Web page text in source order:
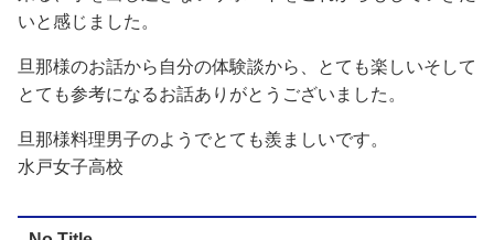
いと感じました。
旦那様のお話から自分の体験談から、とても楽しいそして
とても参考になるお話ありがとうございました。
旦那様料理男子のようでとても羨ましいです。
水戸女子高校